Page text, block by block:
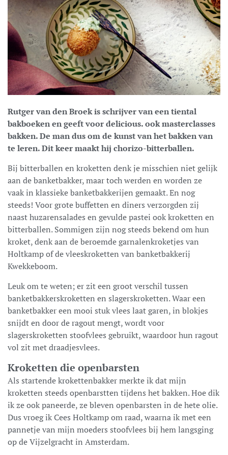
Rutger van den Broek is schrijver van een tiental
bakboeken en geeft voor delicious. ook masterclasses
bakken. De man dus om de kunst van het bakken van
te leren. Dit keer maakt hij chorizo-bitterballen.
Bij bitterballen en kroketten denk je misschien niet gelijk
aan de banketbakker, maar toch werden en worden ze
vaak in klassieke banketbakkerijen gemaakt. En nog
steeds! Voor grote buffetten en diners verzorgden zij
naast huzarensalades en gevulde pastei ook kroketten en
bitterballen. Sommigen zijn nog steeds bekend om hun
kroket, denk aan de beroemde garnalenkroketjes van
Holtkamp of de vleeskroketten van banketbakkerij
Kwekkeboom.
Leuk om te weten; er zit een groot verschil tussen
banketbakkerskroketten en slagerskroketten. Waar een
banketbakker een mooi stuk vlees laat garen, in blokjes
snijdt en door de ragout mengt, wordt voor
slagerskroketten stoofvlees gebruikt, waardoor hun ragout
vol zit met draadjesvlees.
Kroketten die openbarsten
Als startende krokettenbakker merkte ik dat mijn
kroketten steeds openbarstten tijdens het bakken. Hoe dik
ik ze ook paneerde, ze bleven openbarsten in de hete olie.
Dus vroeg ik Cees Holtkamp om raad, waarna ik met een
pannetje van mijn moeders stoofvlees bij hem langsging
op de Vijzelgracht in Amsterdam.